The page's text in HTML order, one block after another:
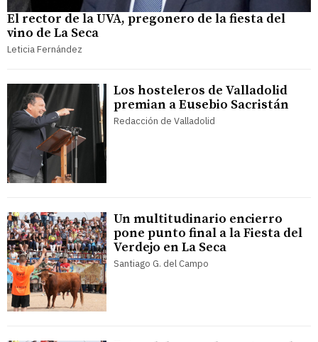
El rector de la UVA, pregonero de la fiesta del
vino de La Seca
Leticia Fernández
Los hosteleros de Valladolid
premian a Eusebio Sacristán
Redacción de Valladolid
Un multitudinario encierro
pone punto final a la Fiesta del
Verdejo en La Seca
Santiago G. del Campo